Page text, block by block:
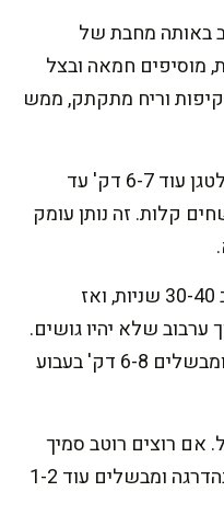
באותה מחבת של
מוסיפים חמאה ובצל
8 דק' עד שקיפות וריח מתקתק, ממש
מוסיפים פטריות וממשיכים לטגן עוד 6-7 דק' עד
קלות. זה נותן עומק
מפזרים קמח, מערבבים היטב 30-40 שניות, ואז
ערבוב שלא יהיו גושים.
מוסיפים סויה, דבש ובלסמי, ומבשלים 6-8 דק' בעבוע
אם רוצים רוטב סמיך
יותר, מוסיפים מי קורנפלור בהדרגה ומבשלים עוד 1-2